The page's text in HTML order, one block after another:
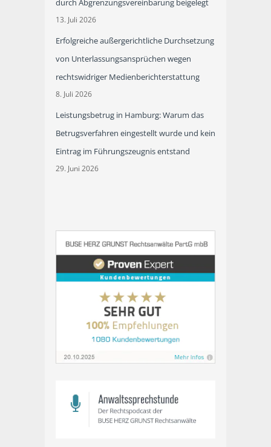
durch Abgrenzungsvereinbarung beigelegt
13. Juli 2026
Erfolgreiche außergerichtliche Durchsetzung
von Unterlassungsansprüchen wegen
rechtswidriger Medienberichterstattung
8. Juli 2026
Leistungsbetrug in Hamburg: Warum das
Betrugsverfahren eingestellt wurde und kein
Eintrag im Führungszeugnis entstand
29. Juni 2026